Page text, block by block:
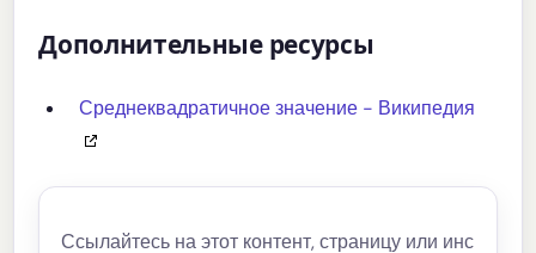
Дополнительные ресурсы
Среднеквадратичное значение - Википедия
Ссылайтесь на этот контент, страницу или инс